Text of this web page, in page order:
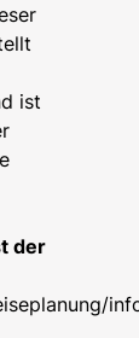
ist
der